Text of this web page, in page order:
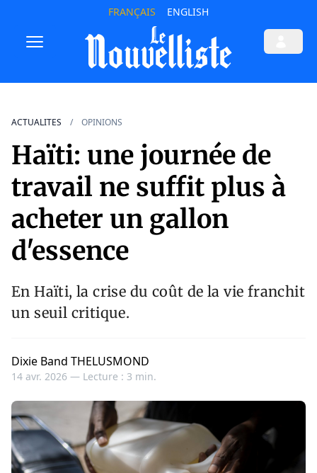
FRANÇAIS ENGLISH
ACTUALITES OPINIONS
Haïti: une journée de
travail ne suffit plus à
acheter un gallon
d'essence
En Haïti, la crise du coût de la vie franchit
un seuil critique.
Dixie Band THELUSMOND
14 avr. 2026 — Lecture : 3 min.